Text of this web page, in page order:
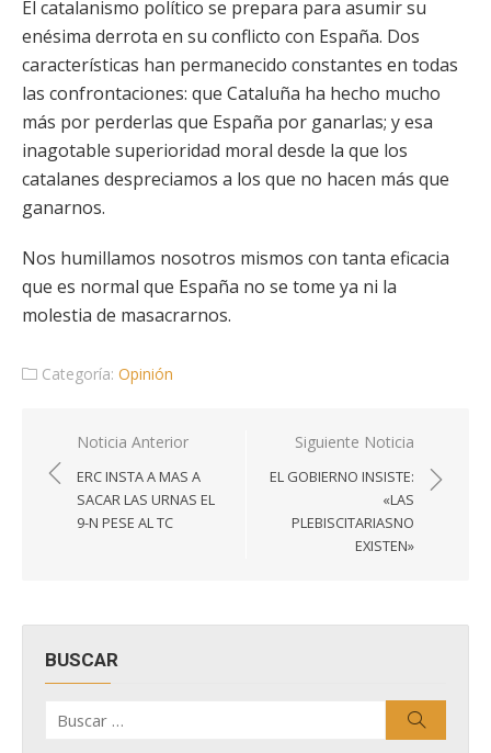
El catalanismo político se prepara para asumir su
enésima derrota en su conflicto con España. Dos
características han permanecido constantes en todas
las confrontaciones: que Cataluña ha hecho mucho
más por perderlas que España por ganarlas; y esa
inagotable superioridad moral desde la que los
catalanes despreciamos a los que no hacen más que
ganarnos.
Nos humillamos nosotros mismos con tanta eficacia
que es normal que España no se tome ya ni la
molestia de masacrarnos.
Categoría: Opinión
Navegación
de
entradas
Noticia Anterior
ERC INSTA A MAS A
SACAR LAS URNAS EL
9-N PESE AL TC
Siguiente Noticia
EL GOBIERNO INSISTE:
«LAS
PLEBISCITARIASNO
EXISTEN»
BUSCAR
por: